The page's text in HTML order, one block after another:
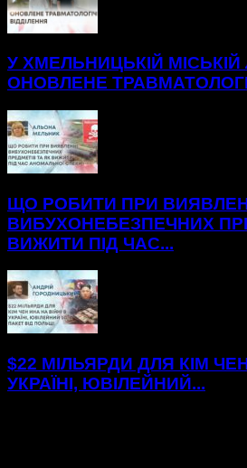
У ХМЕЛЬНИЦЬКІЙ
ОНОВЛЕНЕ
ЩО РОБИТИ ПРИ
ВИБУХОНЕБЕЗПЕЧНИХ
ВИЖИТИ ПІД ЧАС...
$22 МІЛЬЯРДИ ДЛЯ КІМ
УКРАЇНІ, ЮВІЛЕЙНИЙ...